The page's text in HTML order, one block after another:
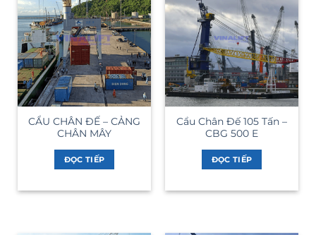
CẨU CHÂN ĐẾ – CẢNG
CHÂN MÂY
ĐỌC TIẾP
Cẩu Chân Đế 105 Tấn –
CBG 500 E
ĐỌC TIẾP